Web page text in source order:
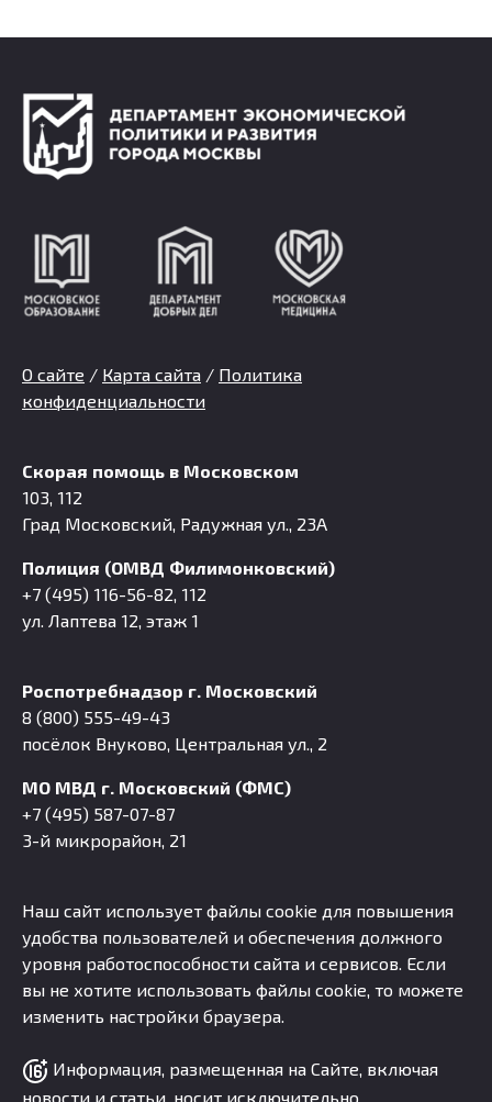
О сайте / Карта сайта / Политика
конфиденциальности
Скорая помощь в Московском
103, 112
Град Московский, Радужная ул., 23А
Полиция (ОМВД Филимонковский)
+7 (495) 116-56-82, 112
ул. Лаптева 12, этаж 1
Роспотребнадзор г. Московский
8 (800) 555-49-43
посёлок Внуково, Центральная ул., 2
МО МВД г. Московский (ФМС)
+7 (495) 587-07-87
3-й микрорайон, 21
Наш сайт использует файлы cookie для повышения
удобства пользователей и обеспечения должного
уровня работоспособности сайта и сервисов. Если
вы не хотите использовать файлы cookie, то можете
изменить настройки браузера.
Информация, размещенная на Сайте, включая
новости и статьи, носит исключительно